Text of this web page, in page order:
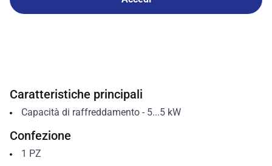
Caratteristiche principali
Capacità di raffreddamento- 5...5 kW
Confezione
1 PZ